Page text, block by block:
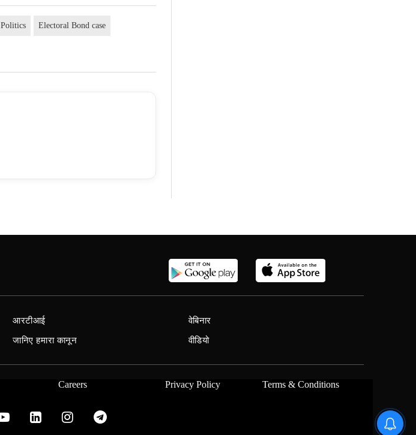
Politics Electoral Bond case
आरटीआई
जानिए हमारा कानून
वेबिनार
वीडियो
Careers Privacy Policy Terms & Conditions